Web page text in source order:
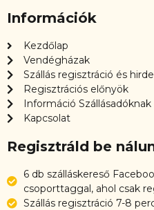
Információk
Kezdőlap
Vendégházak
Szállás regisztráció és
Regisztrációs előnyök
Információ Szállásadóknak
Kapcsolat
Regisztráld be
6 db szálláskereső
csoporttaggal, ahol csak
Szállás regisztráció 7-8